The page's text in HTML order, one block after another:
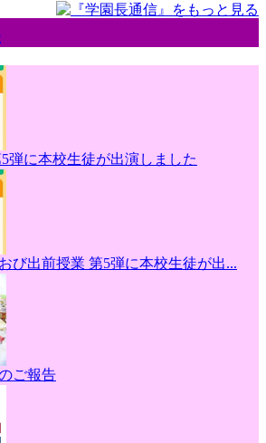
弾に本校生徒が出演しました
び出前授業 第5弾に本校生徒が出...
ご報告